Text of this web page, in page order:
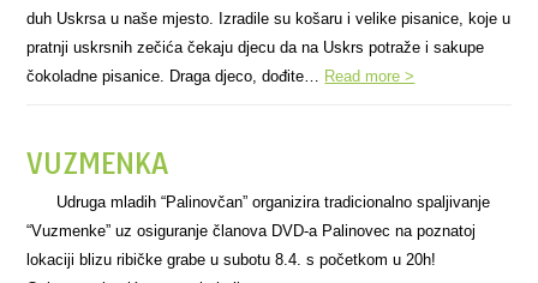
duh Uskrsa u naše mjesto. Izradile su košaru i velike pisanice, koje u
pratnji uskrsnih zečića čekaju djecu da na Uskrs potraže i sakupe
čokoladne pisanice. Draga djeco, dođite… Read more >
VUZMENKA
Udruga mladih “Palinovčan” organizira tradicionalno spaljivanje
“Vuzmenke” uz osiguranje članova DVD-a Palinovec na poznatoj
lokaciji blizu ribičke grabe u subotu 8.4. s početkom u 20h!